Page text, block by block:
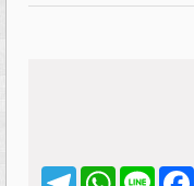
TelegramWhatsApp LineFacebook